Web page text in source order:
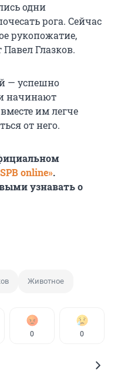
одни
рога. Сейчас
рукопожатие,
Глазков.
— успешно
начинают
им легче
от него.
online».
узнавать о
Животное
0 0